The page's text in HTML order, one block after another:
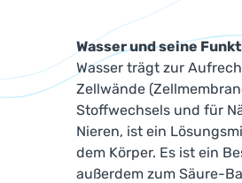
Wasser und seine
Wasser trägt zur
Zellwände
Stoffwechsels und für
Nieren, ist ein
dem Körper. Es ist ein
außerdem zum Säure-